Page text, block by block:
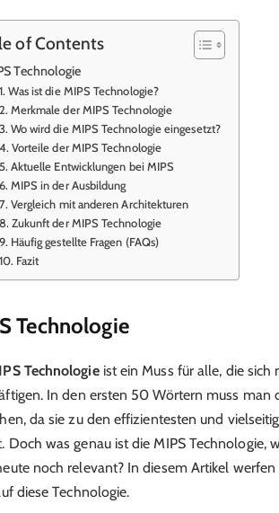
of Contents
Technologie
Was ist die MIPS Technologie?
Merkmale der MIPS Technologie
Wo wird die MIPS Technologie eingesetzt?
Vorteile der MIPS Technologie
Aktuelle Entwicklungen bei MIPS
MIPS in der Ausbildung
Vergleich mit anderen Architekturen
Zukunft der MIPS Technologie
Häufig gestellte Fragen (FAQs)
Fazit
Technologie
Technologieist ein Muss für alle, die
In den ersten 50 Wörtern muss man
da sie zu den effizientesten und
Doch was genau ist die MIPS Technologie,
noch relevant? In diesem Artikel
diese Technologie.